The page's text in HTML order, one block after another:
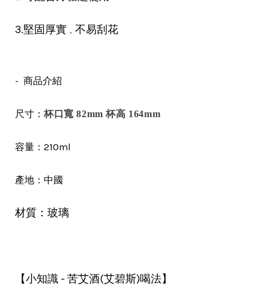
3.堅固厚實 ， 不易刮花
- 商品介紹
尺寸： 杯口寬 82mm 杯高 164mm
容量：210ml
產地： 中國
材質：玻璃
【小知識 - 苦艾酒(艾碧斯)喝法】